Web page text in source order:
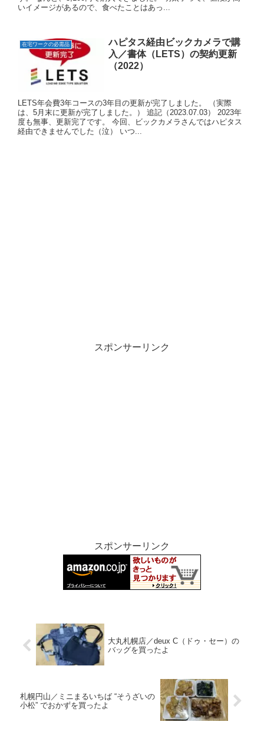
いイメージがあるので、食べたことはあっ...
在宅ワークの必需品
ハピタス経由ビックカメラで購
入／書体（LETS）の契約更新
（2022）
LETS年会費3年コースの3年目の更新が完了しました。 （実際
は、5月末に更新が完了しました。） 追記（2023.07.03） 2023年
度も無事、更新完了です。 今回、ビックカメラさんではハピタス
経由できませんでした（泣） いつ...
スポンサーリンク
スポンサーリンク
大丸札幌店／deux C（ドゥ・セー）の
バッグを買ったよ
札幌円山／ミニまるいちば “そうざいの
小松” でおかずを買ったよ